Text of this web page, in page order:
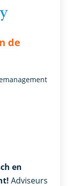
de
en
Adviseurs